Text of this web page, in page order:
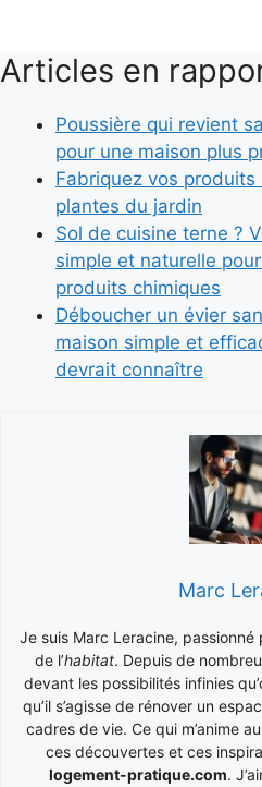
Articles en
Poussière qui revient
pour une maison plus
Fabriquez vos produits
plantes du jardin
Sol de cuisine terne ?
simple et naturelle
produits chimiques
Déboucher un évier
maison simple et
devrait connaître
Marc
Je suis Marc Leracine, passionné
de l’habitat. Depuis de
devant les possibilités infinies
qu’il s’agisse de rénover un
cadres de vie. Ce qui m’anime
ces découvertes et ces
logement-pratique.com.